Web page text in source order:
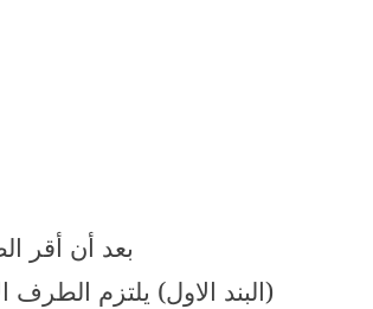
بعد أن أقر
(البند الاول) يلتزم